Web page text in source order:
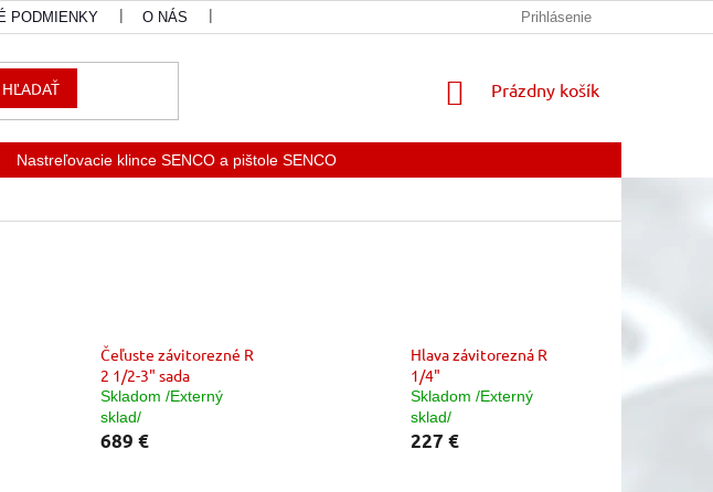
PODMIENKY O NÁS Prihlásenie
HĽADAŤ
NÁKUPNÝ
Prázdny košík
Nastreľovacie klince SENCO a pištole SENCO
Čeľuste závitorezné R
2 1/2-3" sada
Skladom /Externý
sklad/
689 €
Hlava závitorezná R
1/4"
Skladom /Externý
sklad/
227 €